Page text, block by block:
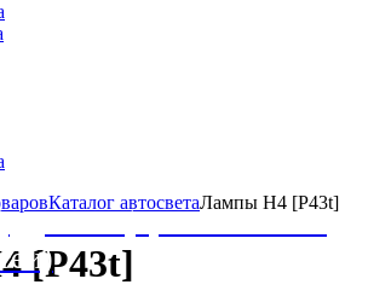
Каталог автосветаЛампы H4 [P43t]
OEM (оригинальные
[P43t]